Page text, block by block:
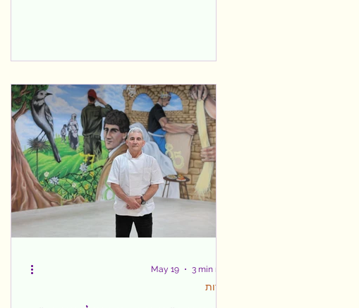
1983 על ידי השפית רינה פושקרנה והביאה
אלינו את חווית האוכל ההודי. המסעדה בתל
אביב ממוקמת מול קו הים והטיילת. אני
הגעתי לקראת שקיעה והנוף שנשקף
מהמסעדה היה מל
תיירות
May 19 3 min read